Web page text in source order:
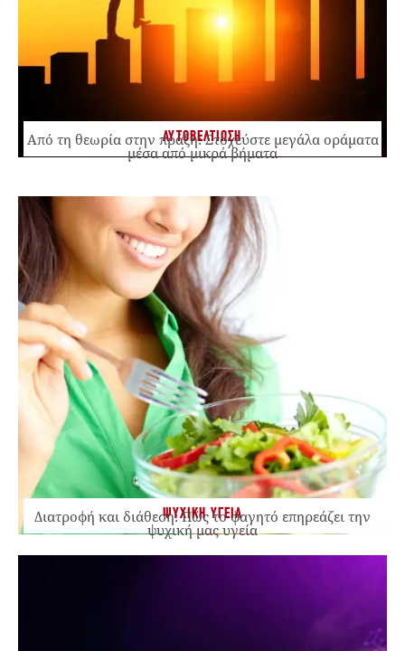
ΑΥΤΟΒΕΛΤΙΩΣΗ
Από τη θεωρία στην πράξη: Στοχεύστε μεγάλα οράματα
μέσα από μικρά βήματα
ΨΥΧΙΚΗ ΥΓΕΙΑ
Διατροφή και διάθεση: Πώς το φαγητό επηρεάζει την
ψυχική μας υγεία